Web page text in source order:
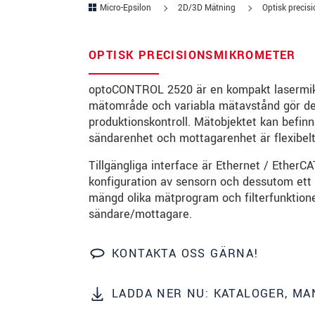
Micro-Epsilon 2D/3D Mätning Optisk
OPTISK PRECISIONSMIKROMETER
optoCONTROL 2520 är en kompakt
mätområde och variabla mätavstånd gör
produktionskontroll. Mätobjektet kan
sändarenhet och mottagarenhet är
Tillgängliga interface är Ethernet /
konfiguration av sensorn och dessutom
mängd olika mätprogram och
sändare/mottagare.
KONTAKTA OSS GÄRNA!
LADDA NER NU: KATALOGER,
Postnummer*
Ort*
Land *
Telefon *
E-post *
Meddelande *
* Obligatoriska fält